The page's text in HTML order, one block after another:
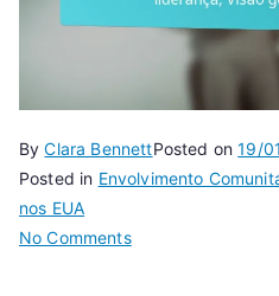
ByClara BennettPosted on19/
Posted in Envolvimento
nos EUA
No Commentson